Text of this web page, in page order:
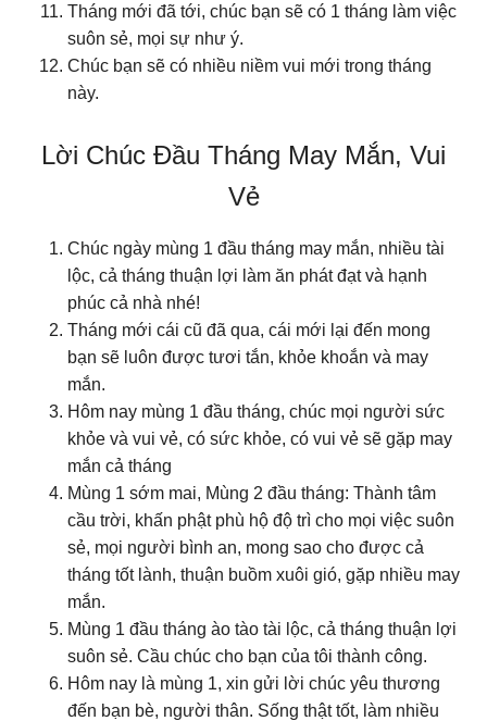
Tháng mới đã tới, chúc bạn sẽ có 1 tháng làm việc
suôn sẻ, mọi sự như ý.
Chúc bạn sẽ có nhiều niềm vui mới trong tháng
này.
Lời Chúc Đầu Tháng May Mắn, Vui
Vẻ
Chúc ngày mùng 1 đầu tháng may mắn, nhiều tài
lộc, cả tháng thuận lợi làm ăn phát đạt và hạnh
phúc cả nhà nhé!
Tháng mới cái cũ đã qua, cái mới lại đến mong
bạn sẽ luôn được tươi tắn, khỏe khoắn và may
mắn.
Hôm nay mùng 1 đầu tháng, chúc mọi người sức
khỏe và vui vẻ, có sức khỏe, có vui vẻ sẽ gặp may
mắn cả tháng
Mùng 1 sớm mai, Mùng 2 đầu tháng: Thành tâm
cầu trời, khấn phật phù hộ độ trì cho mọi việc suôn
sẻ, mọi người bình an, mong sao cho được cả
tháng tốt lành, thuận buồm xuôi gió, gặp nhiều may
mắn.
Mùng 1 đầu tháng ào tào tài lộc, cả tháng thuận lợi
suôn sẻ. Cầu chúc cho bạn của tôi thành công.
Hôm nay là mùng 1, xin gửi lời chúc yêu thương
đến bạn bè, người thân. Sống thật tốt, làm nhiều